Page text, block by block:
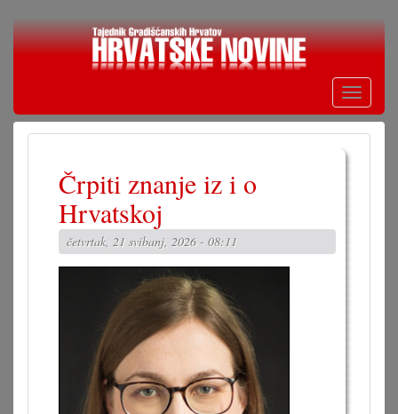
Skoči
Toggle
Črpiti znanje iz i o
Hrvatskoj
četvrtak, 21 svibanj, 2026 - 08:11